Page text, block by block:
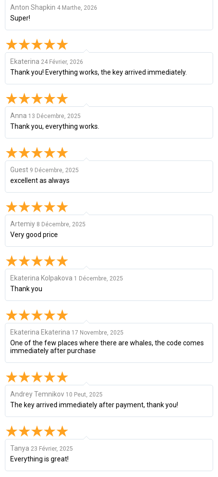
Anton Shapkin 4 Marthe, 2026
Super!
Ekaterina 24 Février, 2026
Thank you! Everything works, the key arrived immediately.
Anna 13 Décembre, 2025
Thank you, everything works.
Guest 9 Décembre, 2025
excellent as always
Artemiy 8 Décembre, 2025
Very good price
Ekaterina Kolpakova 1 Décembre, 2025
Thank you
Ekaterina Ekaterina 17 Novembre, 2025
One of the few places where there are whales, the code comes
immediately after purchase
Andrey Temnikov 10 Peut, 2025
The key arrived immediately after payment, thank you!
Tanya 23 Février, 2025
Everything is great!